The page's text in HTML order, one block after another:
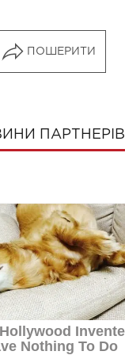
ПОШЕРИТИ
ПАРТНЕРІВ